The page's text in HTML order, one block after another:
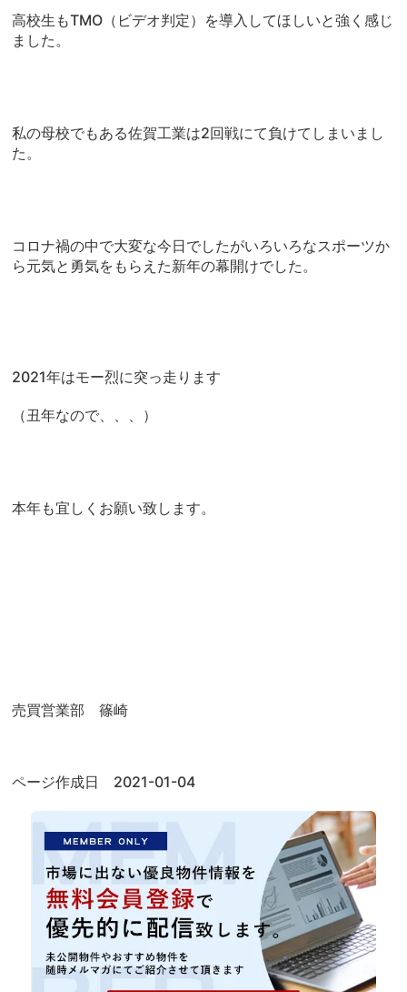
高校生もTMO（ビデオ判定）を導入してほしいと強く感じ
ました。
私の母校でもある佐賀工業は2回戦にて負けてしまいまし
た。
コロナ禍の中で大変な今日でしたがいろいろなスポーツか
ら元気と勇気をもらえた新年の幕開けでした。
2021年はモー烈に突っ走ります
（丑年なので、、、）
本年も宜しくお願い致します。
売買営業部 篠崎
ページ作成日 2021-01-04